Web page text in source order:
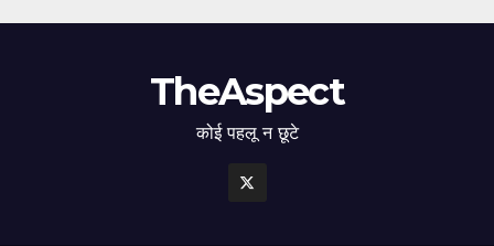
TheAspect
कोई पहलू न छूटे